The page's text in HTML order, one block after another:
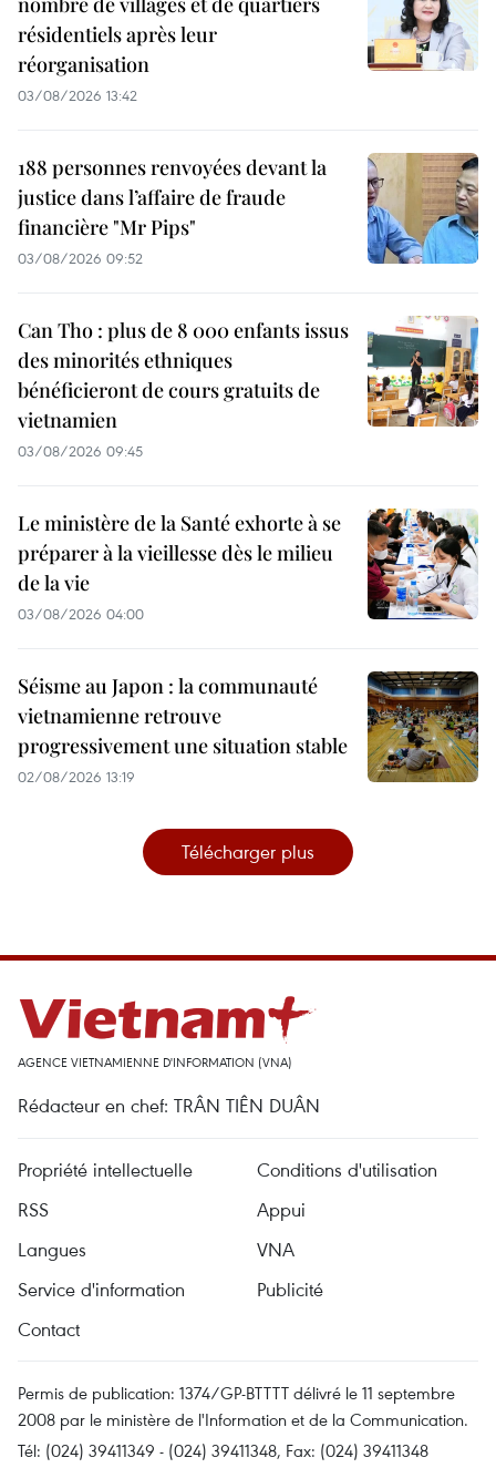
résidentiels après leur
réorganisation
03/08/2026 13:42
188 personnes renvoyées devant la
justice dans l’affaire de fraude
financière "Mr Pips"
03/08/2026 09:52
Can Tho : plus de 8 000 enfants issus
des minorités ethniques
bénéficieront de cours gratuits de
vietnamien
03/08/2026 09:45
Le ministère de la Santé exhorte à se
préparer à la vieillesse dès le milieu
de la vie
03/08/2026 04:00
Séisme au Japon : la communauté
vietnamienne retrouve
progressivement une situation stable
02/08/2026 13:19
Télécharger plus
AGENCE VIETNAMIENNE D'INFORMATION (VNA)
Rédacteur en chef: TRÂN TIÊN DUÂN
Propriété intellectuelle
Conditions d'utilisation
RSS
Appui
Langues
VNA
Service d'information
Publicité
Contact
Permis de publication: 1374/GP-BTTTT délivré le 11 septembre
2008 par le ministère de l'Information et de la Communication.
Tél: (024) 39411349 - (024) 39411348, Fax: (024) 39411348